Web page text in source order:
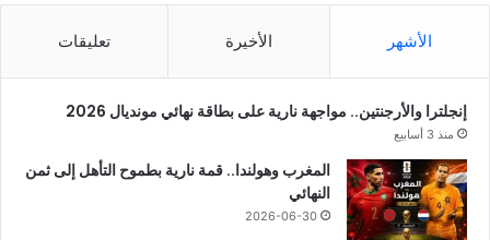
الأشهر الأخيرة تعليقات
إنجلترا والأرجنتين.. مواجهة نارية على بطاقة نهائي مونديال 2026
منذ 3 أسابيع
المغرب وهولندا.. قمة نارية بطموح التأهل إلى ثمن
النهائي
2026-06-30